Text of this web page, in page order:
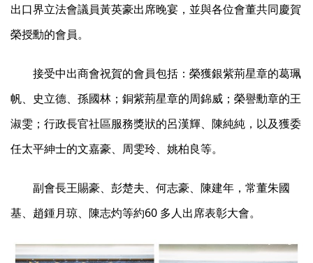
出口界立法會議員黃英豪出席晚宴，並與各位會董共同慶賀
榮授勳的會員。
接受中出商會祝賀的會員包括：榮獲銀紫荊星章的葛珮
帆、史立德、孫國林；銅紫荊星章的周錦威；榮譽勳章的王
淑雯；行政長官社區服務獎狀的呂漢輝、陳純純，以及獲委
任太平紳士的文嘉豪、周雯玲、姚柏良等。
副會長王賜豪、彭楚夫、何志豪、陳建年，常董朱國
基、趙鍾月琼、陳志灼等約60 多人出席表彰大會。